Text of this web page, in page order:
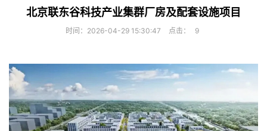
北京联东谷科技产业集群厂房及配套设施项目
时间：2026-04-29 15:30:47 点击： 9